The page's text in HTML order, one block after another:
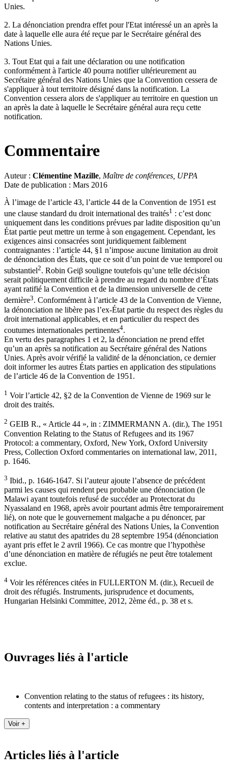
Unies.
2. La dénonciation prendra effet pour l'Etat intéressé un an après la
date à laquelle elle aura été reçue par le Secrétaire général des
Nations Unies.
3. Tout Etat qui a fait une déclaration ou une notification
conformément à l'article 40 pourra notifier ultérieurement au
Secrétaire général des Nations Unies que la Convention cessera de
s'appliquer à tout territoire désigné dans la notification. La
Convention cessera alors de s'appliquer au territoire en question un
an après la date à laquelle le Secrétaire général aura reçu cette
notification.
Commentaire
Auteur : Clémentine Mazille, Maître de conférences, UPPA
Date de publication : Mars 2016
À l’image de l’article 43, l’article 44 de la Convention de 1951 est
une clause standard du droit international des traités1 : c’est donc
uniquement dans les conditions prévues par ladite disposition qu’un
État partie peut mettre un terme à son engagement. Cependant, les
exigences ainsi consacrées sont juridiquement faiblement
contraignantes : l’article 44, §1 n’impose aucune limitation au droit
de dénonciation des États, que ce soit d’un point de vue temporel ou
substantiel2. Robin Geiβ souligne toutefois qu’une telle décision
serait politiquement difficile à prendre au regard du nombre d’États
ayant ratifié la Convention et de la dimension universelle de cette
dernière3. Conformément à l’article 43 de la Convention de Vienne,
la dénonciation ne libère pas l’ex-État partie du respect des règles du
droit international applicables, et en particulier du respect des
coutumes internationales pertinentes4.
En vertu des paragraphes 1 et 2, la dénonciation ne prend effet
qu’un an après sa notification au Secrétaire général des Nations
Unies. Après avoir vérifié la validité de la dénonciation, ce dernier
doit informer les autres États parties en application des stipulations
de l’article 46 de la Convention de 1951.
1 Voir l’article 42, §2 de la Convention de Vienne de 1969 sur le
droit des traités.
2 GEIB R., « Article 44 », in : ZIMMERMANN A. (dir.), The 1951
Convention Relating to the Status of Refugees and its 1967
Protocol: a commentary, Oxford, New York, Oxford University
Press, Collection Oxford commentaries on international law, 2011,
p. 1646.
3 Ibid., p. 1646-1647. Si l’auteur ajoute l’absence de précédent
parmi les causes qui rendent peu probable une dénonciation (le
Malawi ayant toutefois refusé de succéder au Protectorat du
Nyassaland en 1968, après avoir pourtant admis être temporairement
lié), on note que le gouvernement malgache a pu dénoncer, par
notification au Secrétaire général des Nations Unies, la Convention
relative au statut des apatrides du 28 septembre 1954 (dénonciation
ayant pris effet le 2 avril 1966). Ce cas montre que l’hypothèse
d’une dénonciation en matière de réfugiés ne peut être totalement
exclue.
4 Voir les références citées in FULLERTON M. (dir.), Recueil de
droit des réfugiés. Instruments, jurisprudence et documents,
Hungarian Helsinki Committee, 2012, 2ème éd., p. 38 et s.
Ouvrages liés à l'article
Convention relating to the status of refugees : its history,
contents and interpretation : a commentary
Articles liés à l'article